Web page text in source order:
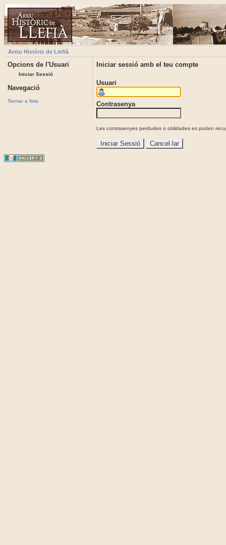
Arxiu Històric de Llefià
Opcions de l'Usuari
Iniciar Sessió
Navegació
Tornar a foto
Iniciar sessió amb el teu compte
Usuari
Contrasenya
Les contrasenyes perdudes o oblidades es poden